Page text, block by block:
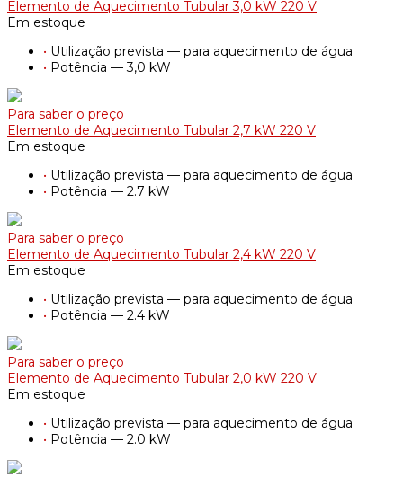
Elemento de Aquecimento Tubular 3,0 kW 220 V
Em estoque
• Utilização prevista — para aquecimento de água
• Potência — 3,0 kW
Para saber o preço
Elemento de Aquecimento Tubular 2,7 kW 220 V
Em estoque
• Utilização prevista — para aquecimento de água
• Potência — 2.7 kW
Para saber o preço
Elemento de Aquecimento Tubular 2,4 kW 220 V
Em estoque
• Utilização prevista — para aquecimento de água
• Potência — 2.4 kW
Para saber o preço
Elemento de Aquecimento Tubular 2,0 kW 220 V
Em estoque
• Utilização prevista — para aquecimento de água
• Potência — 2.0 kW